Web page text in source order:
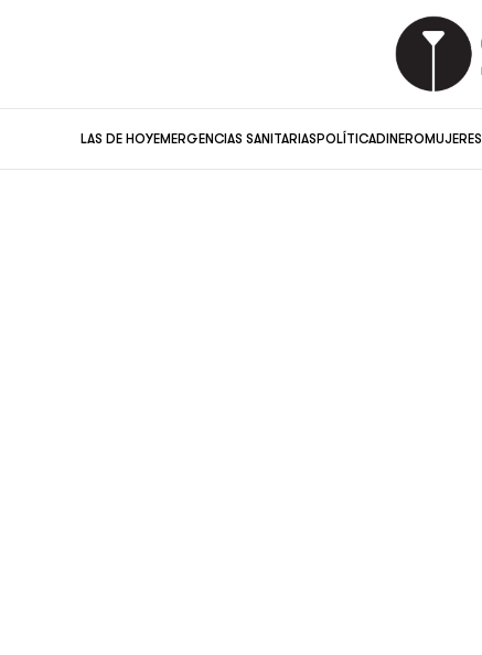
LAS DE HOYEMERGENCIAS SANITARIASPOLÍTICADINEROMUJERES